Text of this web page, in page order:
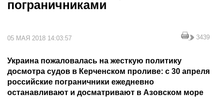
пограничниками
05 МАЯ 2018 14:03:57 3439
Украина пожаловалась на жесткую политику
досмотра судов в Керченском проливе: с 30 апреля
российские пограничники ежедневно
останавливают и досматривают в Азовском море